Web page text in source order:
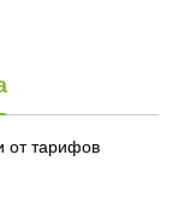
от тарифов